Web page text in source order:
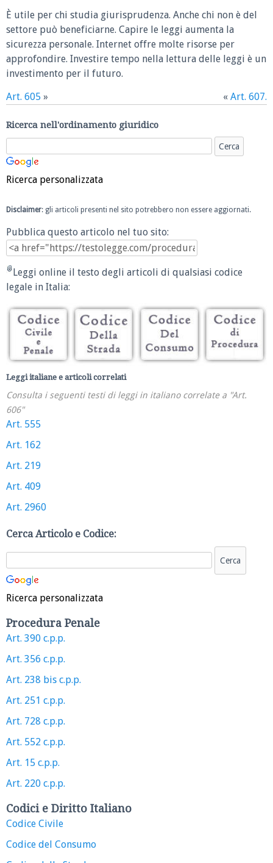
È utile per chi studia giurisprudenza. Anche chi non è del
settore può beneficiarne. Capire le leggi aumenta la
sicurezza personale. Internet offre molte risorse per
approfondire. Investire tempo nella lettura delle leggi è un
investimento per il futuro.
Art. 605 » « Art. 607.
Ricerca nell'ordinamento giuridico
Ricerca personalizzata
Disclaimer: gli articoli presenti nel sito potrebbero non essere aggiornati.
Pubblica questo articolo nel tuo sito:
Leggi online il testo degli articoli di qualsiasi codice
legale in Italia:
Leggi italiane e articoli correlati
Consulta i seguenti testi di leggi in italiano correlate a "Art.
606"
Art. 555
Art. 162
Art. 219
Art. 409
Art. 2960
Cerca Articolo e Codice:
Ricerca personalizzata
Procedura Penale
Art. 390 c.p.p.
Art. 356 c.p.p.
Art. 238 bis c.p.p.
Art. 251 c.p.p.
Art. 728 c.p.p.
Art. 552 c.p.p.
Art. 15 c.p.p.
Art. 220 c.p.p.
Codici e Diritto Italiano
Codice Civile
Codice del Consumo